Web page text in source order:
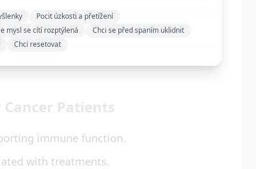
Pocit úzkosti a přetížení
mysl se cítí rozptýlená
Chci se před spaním uklidnit
Chci resetovat
Patients
immune function.
with treatments.